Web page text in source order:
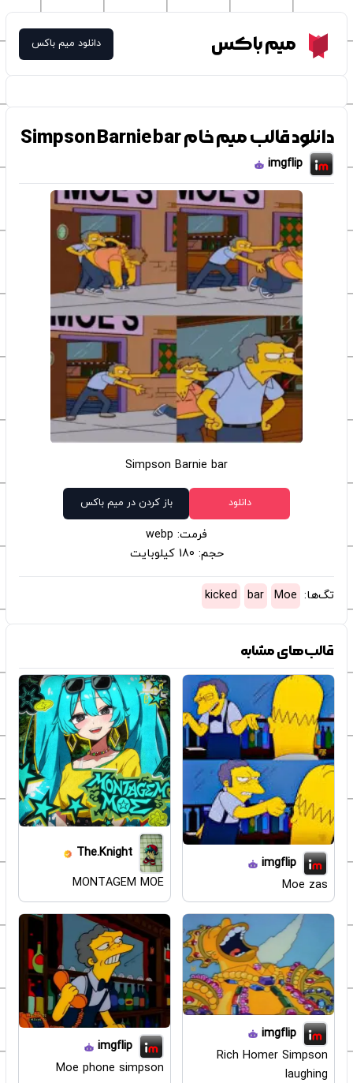
Meme Boxمیم باکس دانلود میم باکس
دانلود قالب میم خام Simpson Barnie bar
imgflip
Simpson Barnie bar
دانلود باز کردن در میم باکس
فرمت: webp
حجم: 180 کیلوبایت
تگ‌ها: Moe
bar
kicked
قالب‌های مشابه
imgflip
Moe zas
The.Knight
MONTAGEM MOE
imgflip
Rich Homer Simpson
laughing
imgflip
Moe phone simpson